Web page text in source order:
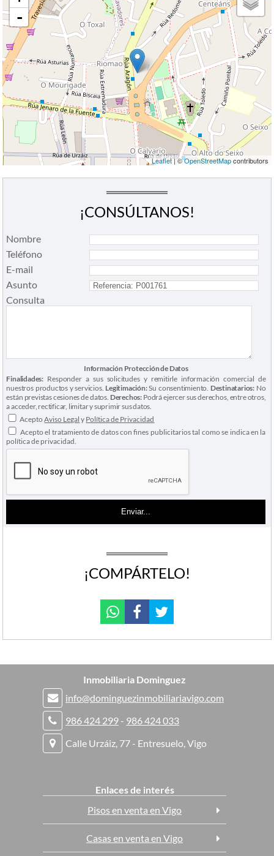
-
Leaflet| ©OpenStreetMapcontributors
¡COMPÁRTELO!
¡CONSÚLTANOS!
Nombre
Teléfono
E-mail
Asunto
Consulta
Información Protección de Datos
Finalidades: Responder a sus solicitudes y remitirle información comercial de
nuestros productos y servicios. Legitimación:Su consentimiento. Destinatarios:No
están previstas cesiones de datos. Derechos: Podrá ejercer sus derechos, entre otros,
a acceder, rectificar, limitar y suprimir sus datos.
AceptoAviso Legal y Política de Privacidad
Acepto el tratamiento de datos con fines publicitarios tal como se indica en la
política de privacidad.
Inmobiliaria Dominguez
info@dominguezinmobiliariavigo.com
986 424 299 - 986 424 033
Calle Urzáiz, 77 - Entresuelo, Vigo
Enlaces de interés
Pisos en venta en Vigo
Casas en venta en Vigo